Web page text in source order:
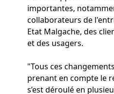
importantes,
collaborateurs de
Etat Malgache, des
et des usagers.
"Tous ces
prenant en compte le
s’est déroulé en